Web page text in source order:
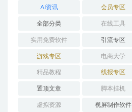
AI资讯 会员专区
全部分类 在线工具
实用免费软件 引流专区
游戏专区 电商大学
精品教程 线报专区
置顶文章 脚本挂机
虚拟资源 视屏制作软件